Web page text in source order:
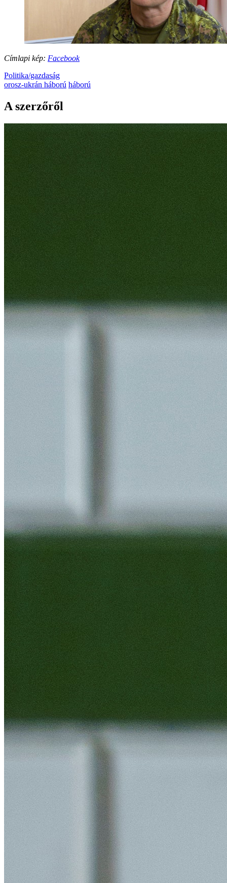
Címlapi kép: Facebook
Politika/gazdaság
orosz-ukrán háború háború
A szerzőről